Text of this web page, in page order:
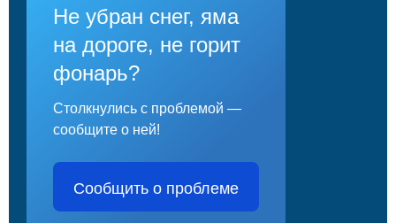
Не убран снег, яма
на дороге, не горит
фонарь?
Столкнулись с проблемой —
сообщите о ней!
Сообщить о проблеме